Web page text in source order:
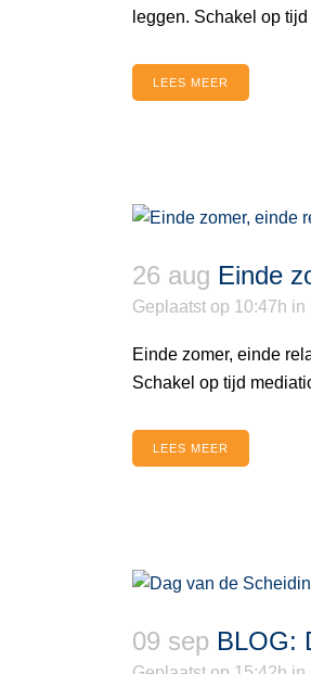
leggen. Schakel op
LEES MEER
26 aug Einde
Geplaatst op 10:47h in
Einde zomer, einde
Schakel op tijd
LEES MEER
09 sep BLOG: